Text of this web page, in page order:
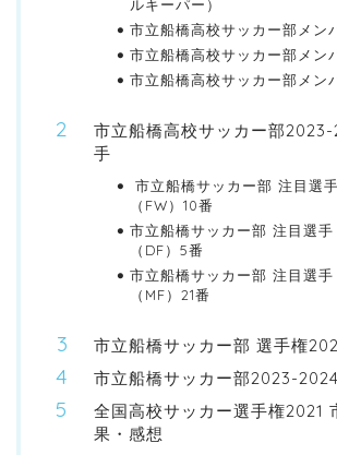
ルキーパー）
市立船橋高校サッカー部メン
市立船橋高校サッカー部メン
市立船橋高校サッカー部メン
市立船橋高校サッカー部
手
市立船橋サッカー部 注目選
（FW）10番
市立船橋サッカー部 注目選手
（DF）5番
市立船橋サッカー部 注目選手
（MF）21番
市立船橋サッカー部 選手権
市立船橋サッカー部2023-
全国高校サッカー選手権2021
果・感想